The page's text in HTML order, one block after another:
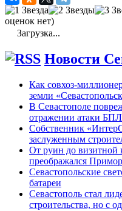
оценок нет)
Загрузка...
Новости
Как совхоз-
земли
В Севастополе
отражении атаки
Собственник
заслуженным
От руин до визитной
преображался
Севастопольские
батареи
Севастополь стал
строительства, но с